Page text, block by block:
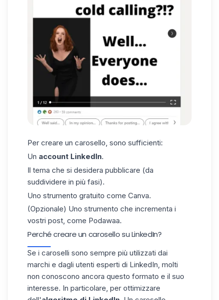
Per creare un carosello, sono sufficienti:
Un account LinkedIn.
Il tema che si desidera pubblicare (da
suddividere in più fasi).
Uno strumento gratuito come Canva.
(Opzionale) Uno strumento che incrementa i
vostri post, come Podawaa.
Perché creare un carosello su LinkedIn?
Se i caroselli sono sempre più utilizzati dai
marchi e dagli utenti esperti di LinkedIn, molti
non conoscono ancora questo formato e il suo
interesse. In particolare, per ottimizzare